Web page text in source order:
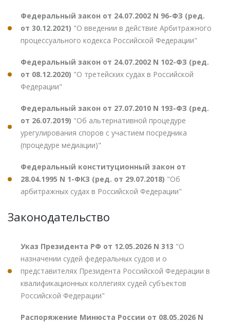
Федеральный закон от 24.07.2002 N 96-ФЗ (ред.
от 30.12.2021) "О введении в действие Арбитражного
процессуального кодекса Российской Федерации"
Федеральный закон от 24.07.2002 N 102-ФЗ (ред.
от 08.12.2020) "О третейских судах в Российской
Федерации"
Федеральный закон от 27.07.2010 N 193-ФЗ (ред.
от 26.07.2019) "Об альтернативной процедуре
урегулирования споров с участием посредника
(процедуре медиации)"
Федеральный конституционный закон от
28.04.1995 N 1-ФКЗ (ред. от 29.07.2018) "Об
арбитражных судах в Российской Федерации"
Законодательство
Указ Президента РФ от 12.05.2026 N 313 "О
назначении судей федеральных судов и о
представителях Президента Российской Федерации в
квалификационных коллегиях судей субъектов
Российской Федерации"
Распоряжение Минюста России от 08.05.2026 N